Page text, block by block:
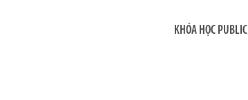
KHÓA HỌC PUBLIC